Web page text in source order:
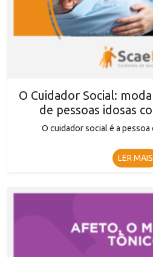
O Cuidador Social:
de pessoas idosas
O cuidador social é a
LER MAIS